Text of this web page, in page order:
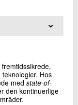
Hos
med state-of-
den kontinuerlige